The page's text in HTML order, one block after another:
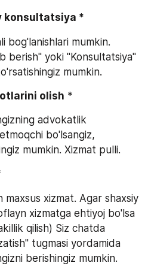
konsultatsiya *
bog'lanishlari mumkin.
berish" yoki "Konsultatsiya"
mumkin.
olish *
advokatlik
bo'lsangiz,
mumkin. Xizmat pulli.
xizmat. Agar shaxsiy
xizmatga ehtiyoj bo'lsa
qilish) Siz chatda
tugmasi yordamida
berishingiz mumkin.